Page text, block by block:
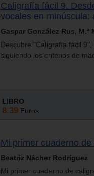
Caligrafía fácil 9.
vocales en minúscula:
Gaspar González Rus,
Descubre "Caligrafía fácil
siguiendo los criterios de
LIBRO
8.39 Euros
Mi primer cuaderno
Beatriz Nácher Rodríguez
Mi primer cuaderno de